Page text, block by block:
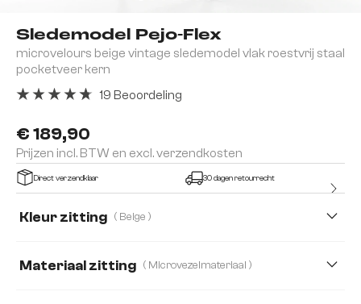
Sledemodel Pejo-Flex
microvelours beige vintage sledemodel vlak roestvrij staal
pocketveer kern
€ 189,90
Prijzen incl. BTW en excl. verzendkosten
19 Beoordeling
Direct verzendklaar 30 dagen retourrecht
Kleur zitting ( Beige )
Materiaal zitting ( Microvezelmateriaal )